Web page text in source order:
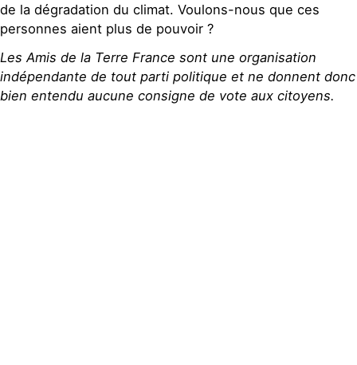
de la dégradation du climat. Voulons-nous que ces
personnes aient plus de pouvoir ?
Les Amis de la Terre France sont une organisation
indépendante de tout parti politique et ne donnent donc
bien entendu aucune consigne de vote aux citoyens.